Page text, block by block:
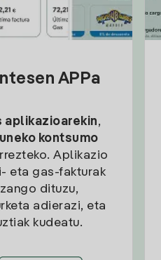
APPa
aplikazioarekin,
kontsumo
Aplikazio
eta gas-fakturak
dituzu,
adierazi, eta
kudeatu.